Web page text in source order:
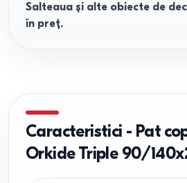
Salteaua și alte obiecte de
în preț.
Caracteristici - Pat
Orkide Triple 90/